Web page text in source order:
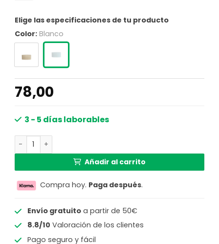
Elige las especificaciones de tu producto
Color: Blanco
78,00
3 - 5 días laborables
Pantalla de lámpara ovalada blanca plisada Light &
Añadir al carrito
Compra hoy. Paga después.
Envío gratuitoa partir de 50€
8.8/10 Valoración de los clientes
Pago seguro y fácil